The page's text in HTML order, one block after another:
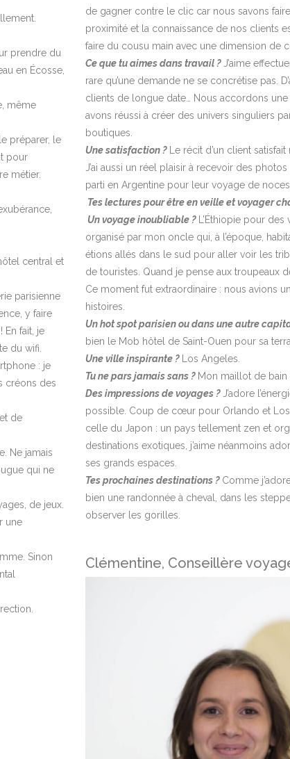
prendre du
en Écosse,
même
préparer, le
pour
métier.
central et
parisienne
y faire
En fait, je
du wifi.
: je
créons des
de
Ne jamais
qui ne
de jeux.
une
Sinon
de gagner contre le clic car nous savons
proximité et la connaissance de nos clients
faire du cousu main avec une dimension de
Ce que tu aimes dans travail ? J’aime
rare qu’une demande ne se concrétise pas.
clients de longue date… Nous accordons
avons réussi à créer des univers singuliers
boutiques.
Une satisfaction ?
Le récit d’un client
J’ai aussi un réel plaisir à recevoir des
parti en Argentine pour leur voyage de
Tes lectures pour être en veille et voyager
Un voyage inoubliable ?
L’Éthiopie pour
organisé par mon oncle qui, à l’époque,
étions allés dans le sud pour aller voir les
de touristes. Quand je pense aux troupeaux
Ce moment fut extraordinaire : nous avions
histoires.
Un hot spot parisien ou dans une autre
bien le Mob hôtel de Saint-Ouen pour sa
Une ville inspirante ?
Los Angeles.
Tu ne pars jamais sans ? Mon maillot de bain
Des impressions de voyages ? J’adore
possible. Coup de cœur pour Orlando et
celle du Japon : un pays tellement zen et
destinations exotiques, j’aime néanmoins
ses grands espaces.
Tes prochaines destinations ? Comme
bien une randonnée à cheval, dans les
observer les gorilles.
Clémentine, Conseillère